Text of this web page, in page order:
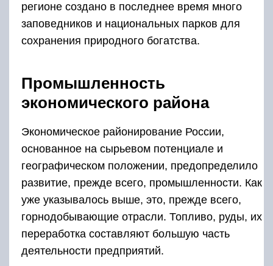
регионе создано в последнее время много
заповедников и национальных парков для
сохранения природного богатства.
Промышленность
экономического района
Экономическое районирование России,
основанное на сырьевом потенциале и
географическом положении, предопределило
развитие, прежде всего, промышленности. Как
уже указывалось выше, это, прежде всего,
горнодобывающие отрасли. Топливо, руды, их
переработка составляют большую часть
деятельности предприятий.